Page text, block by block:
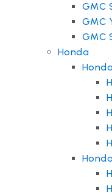
GMC
GMC
GMC
Honda